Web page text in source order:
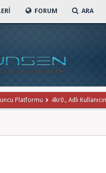
FORUM ARA
Platformu 4kr0., Adlı